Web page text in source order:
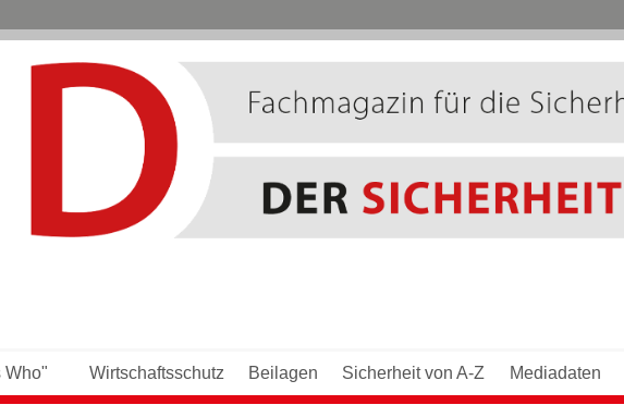
Who" Wirtschaftsschutz Beilagen Sicherheit von A-Z Mediadaten